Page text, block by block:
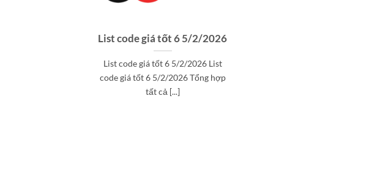
List code giá tốt 6 5/2/2026
List code giá tốt 6 5/2/2026 List
code giá tốt 6 5/2/2026 Tổng hợp
tất cả [...]